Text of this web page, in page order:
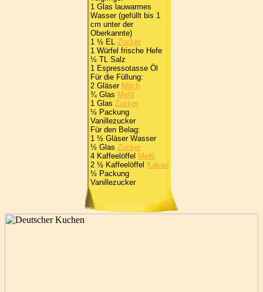
1 Glas lauwarmes
Wasser (gefüllt bis 1
cm unter der
Oberkannte)
1 ½ EL Zucker
1 Würfel frische Hefe
½ TL Salz
1 Espressotasse Öl
Für die Füllung:
2 Gläser Milch
¾ Glas Mehl
1 Glas Zucker
½ Packung
Vanillezucker
Für den Belag:
1 ½ Gläser Wasser
½ Glas Zucker
4 Kaffeelöffel Mehl
2 ½ Kaffeelöffel Kakao
½ Packung
Vanillezucker